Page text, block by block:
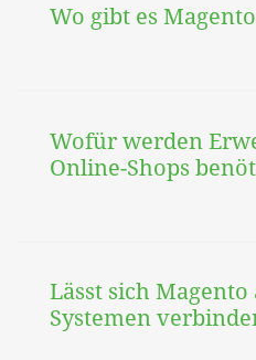
Wo gibt es
Wofür werden
Online-Shops
Lässt sich
Systemen